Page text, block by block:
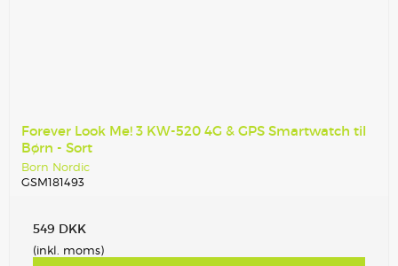
Forever Look Me! 3 KW-520 4G & GPS Smartwatch til
Børn - Sort
Born Nordic
GSM181493
549 DKK
(inkl. moms)